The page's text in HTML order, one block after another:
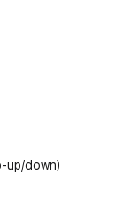
up/down)